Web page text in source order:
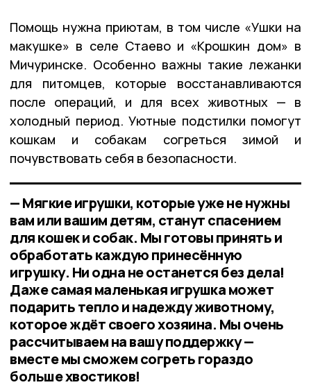
Помощь нужна приютам, в том числе «Ушки на
макушке» в селе Стаево и «Крошкин дом» в
Мичуринске. Особенно важны такие лежанки
для питомцев, которые восстанавливаются
после операций, и для всех животных — в
холодный период. Уютные подстилки помогут
кошкам и собакам согреться зимой и
почувствовать себя в безопасности.
— Мягкие игрушки, которые уже не нужны
вам или вашим детям, станут спасением
для кошек и собак. Мы готовы принять и
обработать каждую принесённую
игрушку. Ни одна не останется без дела!
Даже самая маленькая игрушка может
подарить тепло и надежду животному,
которое ждёт своего хозяина. Мы очень
рассчитываем на вашу поддержку —
вместе мы сможем согреть гораздо
больше хвостиков!